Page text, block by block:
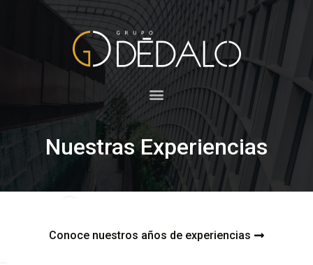
Nuestras Experiencias
Conoce nuestros años de experiencias